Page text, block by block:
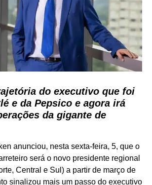
do executivo que foi
e da Pepsico e agora irá
da gigante de
anunciou, nesta sexta-feira, 5, que o
será o novo presidente regional
Central e Sul) a partir de março de
sinalizou mais um passo do executivo